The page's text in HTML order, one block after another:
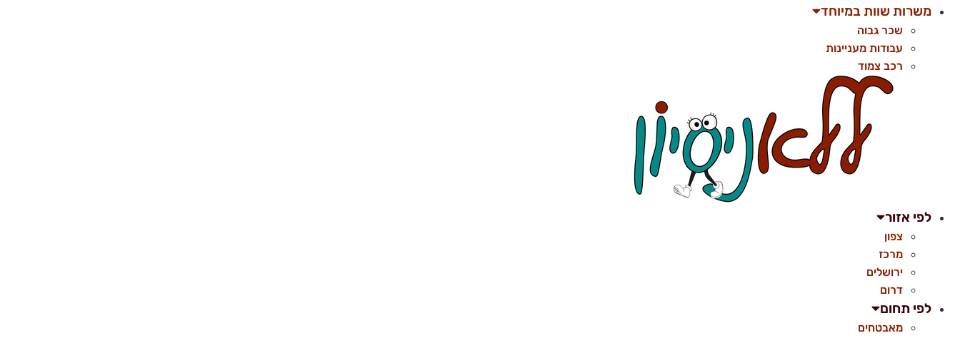
משרות שוות במיוחד
שכר גבוה
עבודות מעניינות
רכב צמוד
לפי אזור
צפון
מרכז
ירושלים
דרום
לפי תחום
מאבטחים